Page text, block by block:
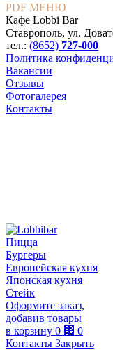
PDF МЕНЮ
Кафе Lobbi Bar
Ставрополь, ул.
тел.: (8652) 727-000
Политика
Вакансии
Отзывы
Фотогалерея
Контакты
Пицца
Бургеры
Европейская кухня
Японская кухня
Стейк
Оформите заказ,
добавив товары
в корзину 0 ⃏ 0
Контакты Закрыть